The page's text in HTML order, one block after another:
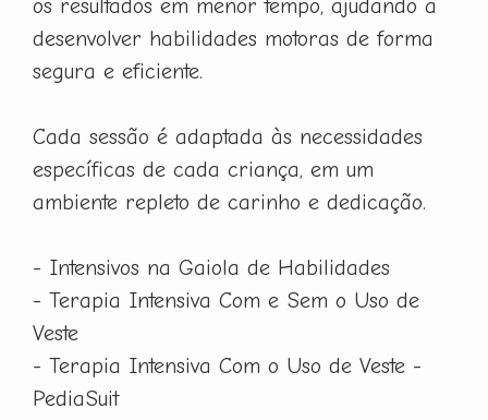
os resultados em menor tempo, ajudando a
desenvolver habilidades motoras de forma
segura e eficiente.
Cada sessão é adaptada às necessidades
específicas de cada criança, em um
ambiente repleto de carinho e dedicação.
- Intensivos na Gaiola de Habilidades
- Terapia Intensiva Com e Sem o Uso de
Veste
- Terapia Intensiva Com o Uso de Veste -
PediaSuit